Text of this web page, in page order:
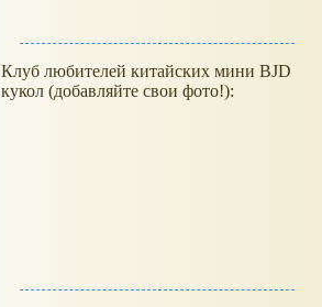
Клуб любителей китайских мини BJD
кукол (добавляйте свои фото!):